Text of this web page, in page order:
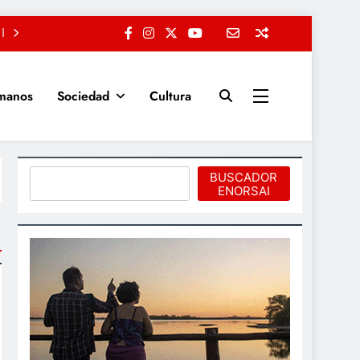
Sociedad Cultura
BUSCADOR
ENORSAI